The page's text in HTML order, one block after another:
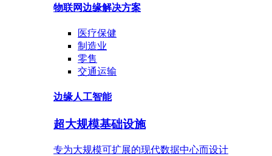
物联网边缘解决方案
医疗保健
制造业
零售
交通运输
边缘人工智能
超大规模基础设施
专为大规模可扩展的现代数据中心而设计